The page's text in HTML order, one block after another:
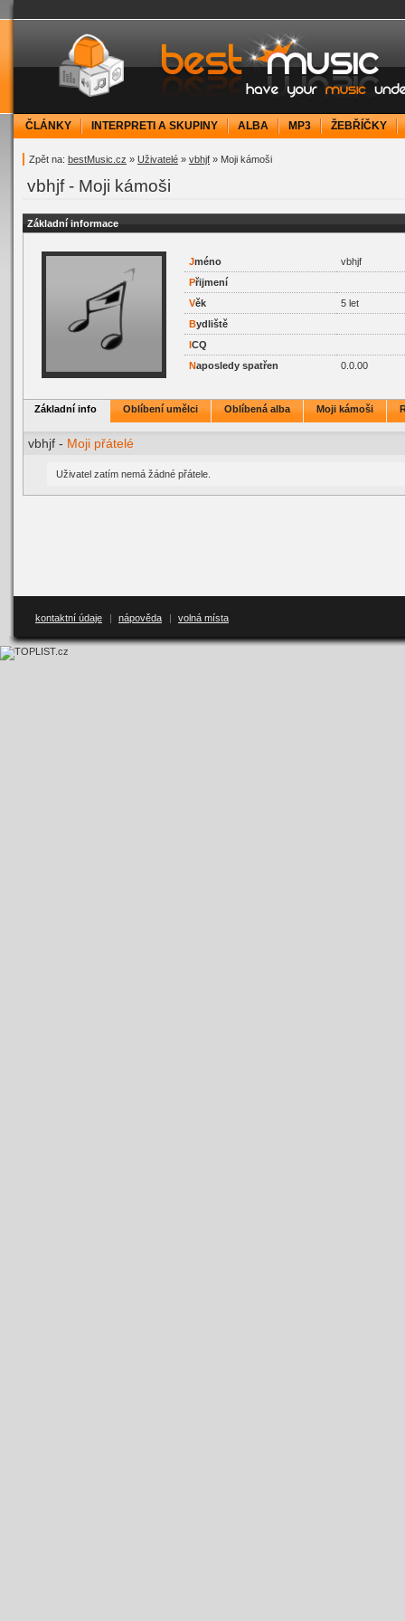
bestMusic.cz - Have your music under
ČLÁNKY INTERPRETI A SKUPINY ALBA MP3 ŽEBŘÍČKY
Zpět na: bestMusic.cz » Uživatelé » vbhjf » Moji kámoši
vbhjf - Moji kámoši
Základní informace
Jméno
vbhjf
Přijmení
Věk
5 let
Bydliště
ICQ
Naposledy spatřen 0.0.00
Základní info Oblíbení umělci Oblíbená alba Moji kámoši
vbhjf - Moji přátelé
Uživatel zatím nemá žádné přátele.
kontaktní údaje | nápověda | volná místa